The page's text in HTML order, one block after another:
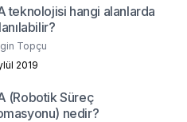
teknolojisi hangi alanlarda
Topçu
2019
(Robotik Süreç
nedir?